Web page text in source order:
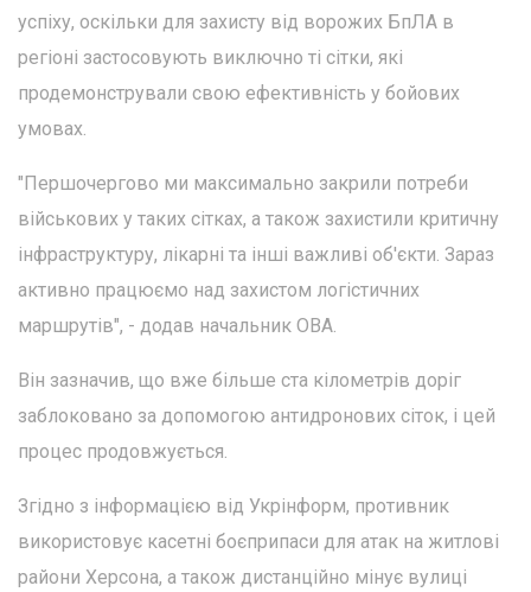
успіху, оскільки для захисту від ворожих БпЛА в
регіоні застосовують виключно ті сітки, які
продемонстрували свою ефективність у бойових
умовах.
"Першочергово ми максимально закрили потреби
військових у таких сітках, а також захистили критичну
інфраструктуру, лікарні та інші важливі об'єкти. Зараз
активно працюємо над захистом логістичних
маршрутів", - додав начальник ОВА.
Він зазначив, що вже більше ста кілометрів доріг
заблоковано за допомогою антидронових сіток, і цей
процес продовжується.
Згідно з інформацією від Укрінформ, противник
використовує касетні боєприпаси для атак на житлові
райони Херсона, а також дистанційно мінує вулиці